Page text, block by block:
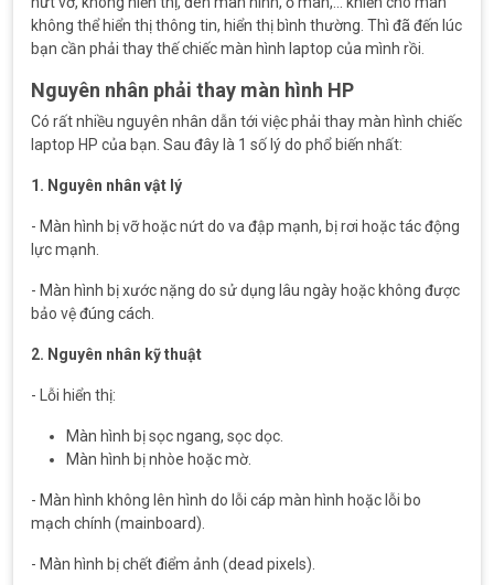
không thể hiển thị thông tin, hiển thị bình thường. Thì đã đến lúc
bạn cần phải thay thế chiếc màn hình laptop của mình rồi.
Nguyên nhân phải thay màn hình HP
Có rất nhiều nguyên nhân dẫn tới việc phải thay màn hình chiếc
laptop HP của bạn. Sau đây là 1 số lý do phổ biến nhất:
1. Nguyên nhân vật lý
- Màn hình bị vỡ hoặc nứt do va đập mạnh, bị rơi hoặc tác động
lực mạnh.
- Màn hình bị xước nặng do sử dụng lâu ngày hoặc không được
bảo vệ đúng cách.
2. Nguyên nhân kỹ thuật
- Lỗi hiển thị:
Màn hình bị sọc ngang, sọc dọc.
Màn hình bị nhòe hoặc mờ.
- Màn hình không lên hình do lỗi cáp màn hình hoặc lỗi bo
mạch chính (mainboard).
- Màn hình bị chết điểm ảnh (dead pixels).